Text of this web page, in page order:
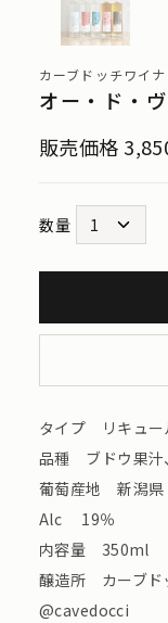
カーブドッチワイ
オー・ド・
販売価格
数量
タイプ リキュー
品種 ブドウ果汁
葡萄産地 新潟県
Alc 19％
内容量 350ml
醸造所 カーブド
@cavedocci